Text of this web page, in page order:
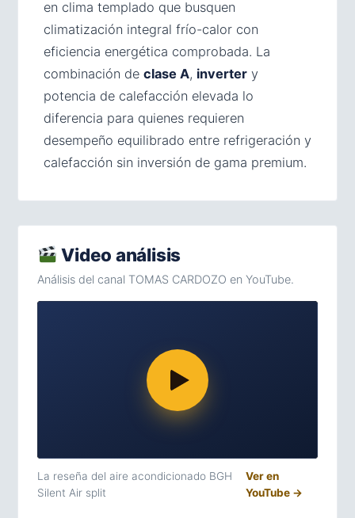
en clima templado que busquen
climatización integral frío-calor con
eficiencia energética comprobada. La
combinación de clase A, inverter y
potencia de calefacción elevada lo
diferencia para quienes requieren
desempeño equilibrado entre refrigeración y
calefacción sin inversión de gama premium.
Video análisis
Análisis del canal TOMAS CARDOZO en YouTube.
La reseña del aire acondicionado BGH
Silent Air split
Ver en
YouTube →